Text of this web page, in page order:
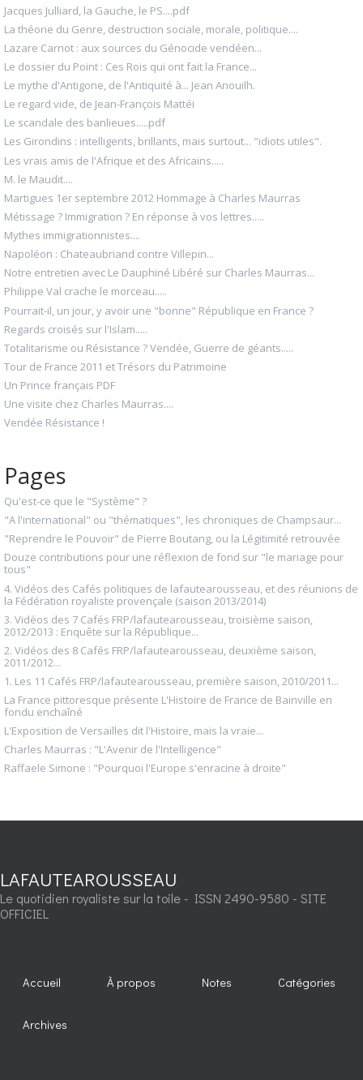
Jacques Julliard, la Gauche, le PS....pdf
La théorie du Genre, destruction sociale, morale, politique....
Lazare Carnot : aux sources du Génocide vendéen...
Le dossier du Point : Ces Rois qui ont fait la France...
Le mythe d'Antigone, de l'Antiquité à... Jean Anouilh.
Le regard vide, de Jean-François Mattéi
Le scandale des banlieues.....pdf
Les Girondins : intelligents, brillants, mais surtout... "idiots utiles".
Les vrais amis de l'Afrique et des Africains.....
M. le Maudit....
Martigues 1er septembre 2012 Hommage à Charles Maurras
Métissage ? Immigration ? En réponse à vos lettres.....
Mythes immigrationnistes....
Napoléon : Chateaubriand contre Villepin...
Notre entretien avec Le Dauphiné Libéré sur Charles Maurras...
Philippe Val crache le morceau.....
Pourrait-il, un jour, y avoir une "bonne" République en France ?
Regards croisés sur l'Islam.....
Totalitarisme ou Résistance ? Vendée, Guerre de géants.....
Tour de France 2011 et Trésors du Patrimoine
Un Prince français PDF
Une visite chez Charles Maurras....
Vendée Résistance !
Pages
Qu'est-ce que le "Système" ?
"A l'international" ou "thématiques", les chroniques de Champsaur...
"Reprendre le Pouvoir" de Pierre Boutang, ou la Légitimité retrouvée
Douze contributions pour une réflexion de fond sur "le mariage pour
tous"
4. Vidéos des Cafés politiques de lafautearousseau, et des réunions de
la Fédération royaliste provençale (saison 2013/2014)
3. Vidéos des 7 Cafés FRP/lafautearousseau, troisième saison,
2012/2013 : Enquête sur la République...
2. Vidéos des 8 Cafés FRP/lafautearousseau, deuxième saison,
2011/2012...
1. Les 11 Cafés FRP/lafautearousseau, première saison, 2010/2011...
La France pittoresque présente L'Histoire de France de Bainville en
fondu enchaîné
L'Exposition de Versailles dit l'Histoire, mais la vraie...
Charles Maurras : "L'Avenir de l'Intelligence"
Raffaele Simone : "Pourquoi l'Europe s'enracine à droite"
LAFAUTEAROUSSEAU
Le quotidien royaliste sur la toile - ISSN 2490-9580 - SITE
OFFICIEL
Accueil À propos Notes Catégories
Archives